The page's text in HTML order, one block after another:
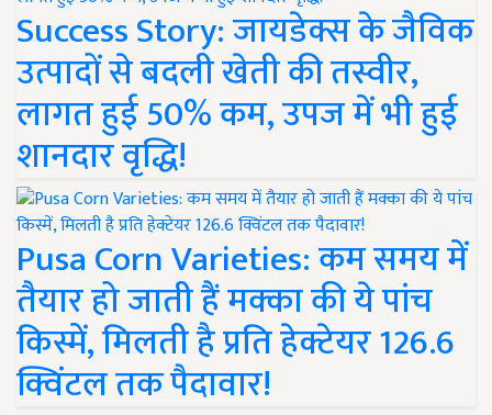
Success Story: जायडेक्स के जैविक
उत्पादों से बदली खेती की तस्वीर,
लागत हुई 50% कम, उपज में भी हुई
शानदार वृद्धि!
Pusa Corn Varieties: कम समय में
तैयार हो जाती हैं मक्का की ये पांच
किस्में, मिलती है प्रति हेक्टेयर 126.6
क्विंटल तक पैदावार!